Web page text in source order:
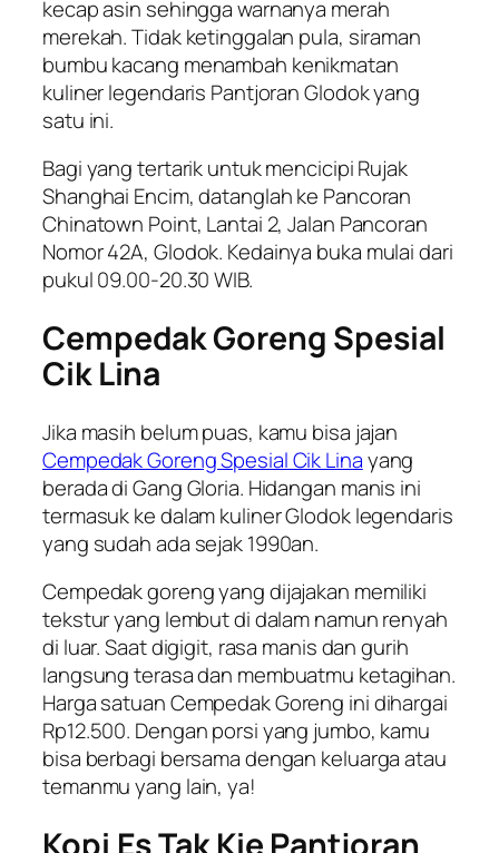
kecap asin sehingga warnanya merah
merekah. Tidak ketinggalan pula, siraman
bumbu kacang menambah kenikmatan
kuliner legendaris Pantjoran Glodok yang
satu ini.
Bagi yang tertarik untuk mencicipi Rujak
Shanghai Encim, datanglah ke Pancoran
Chinatown Point, Lantai 2, Jalan Pancoran
Nomor 42A, Glodok. Kedainya buka mulai dari
pukul 09.00-20.30 WIB.
Cempedak Goreng Spesial
Cik Lina
Jika masih belum puas, kamu bisa jajan
Cempedak Goreng Spesial Cik Linayang
berada di Gang Gloria. Hidangan manis ini
termasuk ke dalam kuliner Glodok legendaris
yang sudah ada sejak 1990an.
Cempedak goreng yang dijajakan memiliki
tekstur yang lembut di dalam namun renyah
di luar. Saat digigit, rasa manis dan gurih
langsung terasa dan membuatmu ketagihan.
Harga satuan Cempedak Goreng ini dihargai
Rp12.500. Dengan porsi yang jumbo, kamu
bisa berbagi bersama dengan keluarga atau
temanmu yang lain, ya!